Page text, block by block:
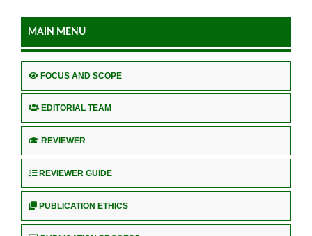
MAIN MENU
FOCUS AND SCOPE
EDITORIAL TEAM
REVIEWER
REVIEWER GUIDE
PUBLICATION ETHICS